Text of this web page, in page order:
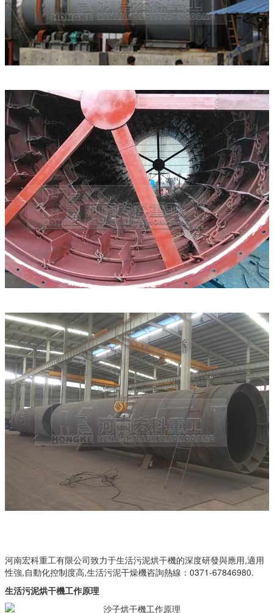
河南宏科重工有限公司致力于生活污泥烘干機的深度研發與應用,適用
性強,自動化控制度高,生活污泥干燥機咨詢熱線：0371-67846980.
生活污泥烘干機工作原理